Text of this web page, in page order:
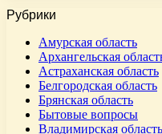
Рубрики
Амурская область
Архангельская
Астраханская область
Белгородская область
Брянская область
Бытовые вопросы
Владимирская область